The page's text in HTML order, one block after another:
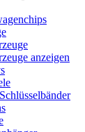
anzeigen